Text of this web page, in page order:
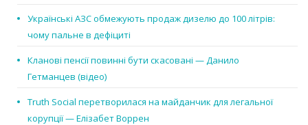
Українські АЗС обмежують продаж дизелю до 100 літрів:
чому пальне в дефіциті
Кланові пенсії повинні бути скасовані — Данило
Гетманцев (відео)
Truth Social перетворилася на майданчик для легальної
корупції — Елізабет Воррен